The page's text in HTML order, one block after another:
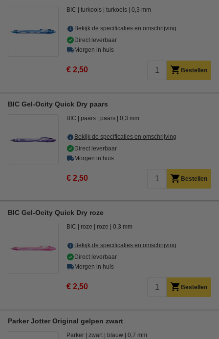
BIC turkoois turkoois 0,3 mm
Bekijk de specificaties en omschrijving
Direct leverbaar
Morgen in huis
€ 2,50 Bestellen
BIC Gel-Ocity Quick Dry paars
BIC paars paars 0,3 mm
Bekijk de specificaties en omschrijving
Direct leverbaar
Morgen in huis
€ 2,50 Bestellen
BIC Gel-Ocity Quick Dry roze
BIC roze roze 0,3 mm
Bekijk de specificaties en omschrijving
Direct leverbaar
Morgen in huis
€ 2,50 Bestellen
Parker Jotter Original gelpen zwart
Parker zwart blauw 0,7 mm